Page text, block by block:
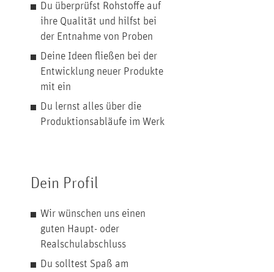
Du überprüfst Rohstoffe auf
ihre Qualität und hilfst bei
der Entnahme von Proben
Deine Ideen fließen bei der
Entwicklung neuer Produkte
mit ein
Du lernst alles über die
Produktionsabläufe im Werk
Dein Profil
Wir wünschen uns einen
guten Haupt- oder
Realschulabschluss
Du solltest Spaß am